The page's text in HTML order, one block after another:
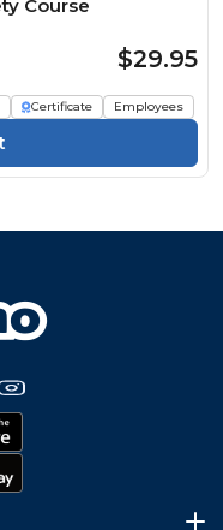
Course
$29.95
Certificate Employees